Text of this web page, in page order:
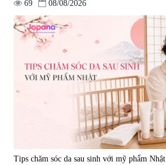
69 08/08/2026
Tips chăm sóc da sau sinh với mỹ phẩm Nhật